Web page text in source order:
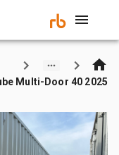
2025 40 ft High Cube Multi-Door حاويات تخزين